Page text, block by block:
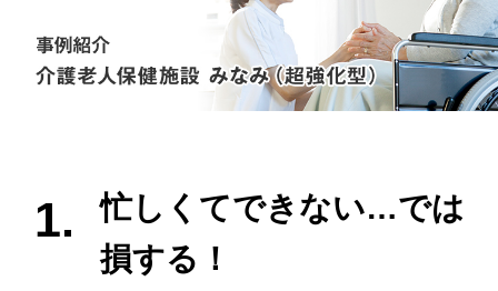
1.
忙しくてできない…では
損する！